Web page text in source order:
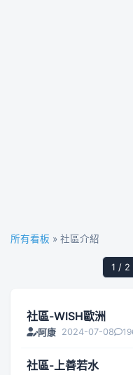
所有看板 » 社區介紹
1 / 2
社區-WISH歐洲
阿康 2024-07-08
社區-上善若水